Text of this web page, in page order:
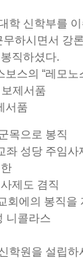
학 신학부를
하시면서 강
직하셨다.
보스의 “레모노
제서품
서품
목으로 봉직
좌 성당 주임사
제도 겸직
회에의 봉직을
니콜라스
학원을 설립